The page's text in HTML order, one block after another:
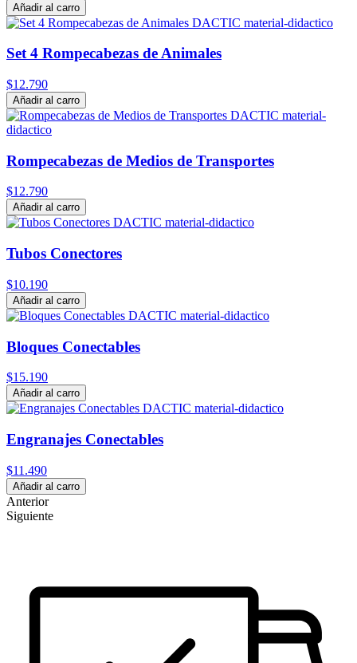
Añadir al carro
Set 4 Rompecabezas de Animales
$12.790
Añadir al carro
Rompecabezas de Medios de Transportes
$12.790
Añadir al carro
Tubos Conectores
$10.190
Añadir al carro
Bloques Conectables
$15.190
Añadir al carro
Engranajes Conectables
$11.490
Añadir al carro
Anterior
Siguiente